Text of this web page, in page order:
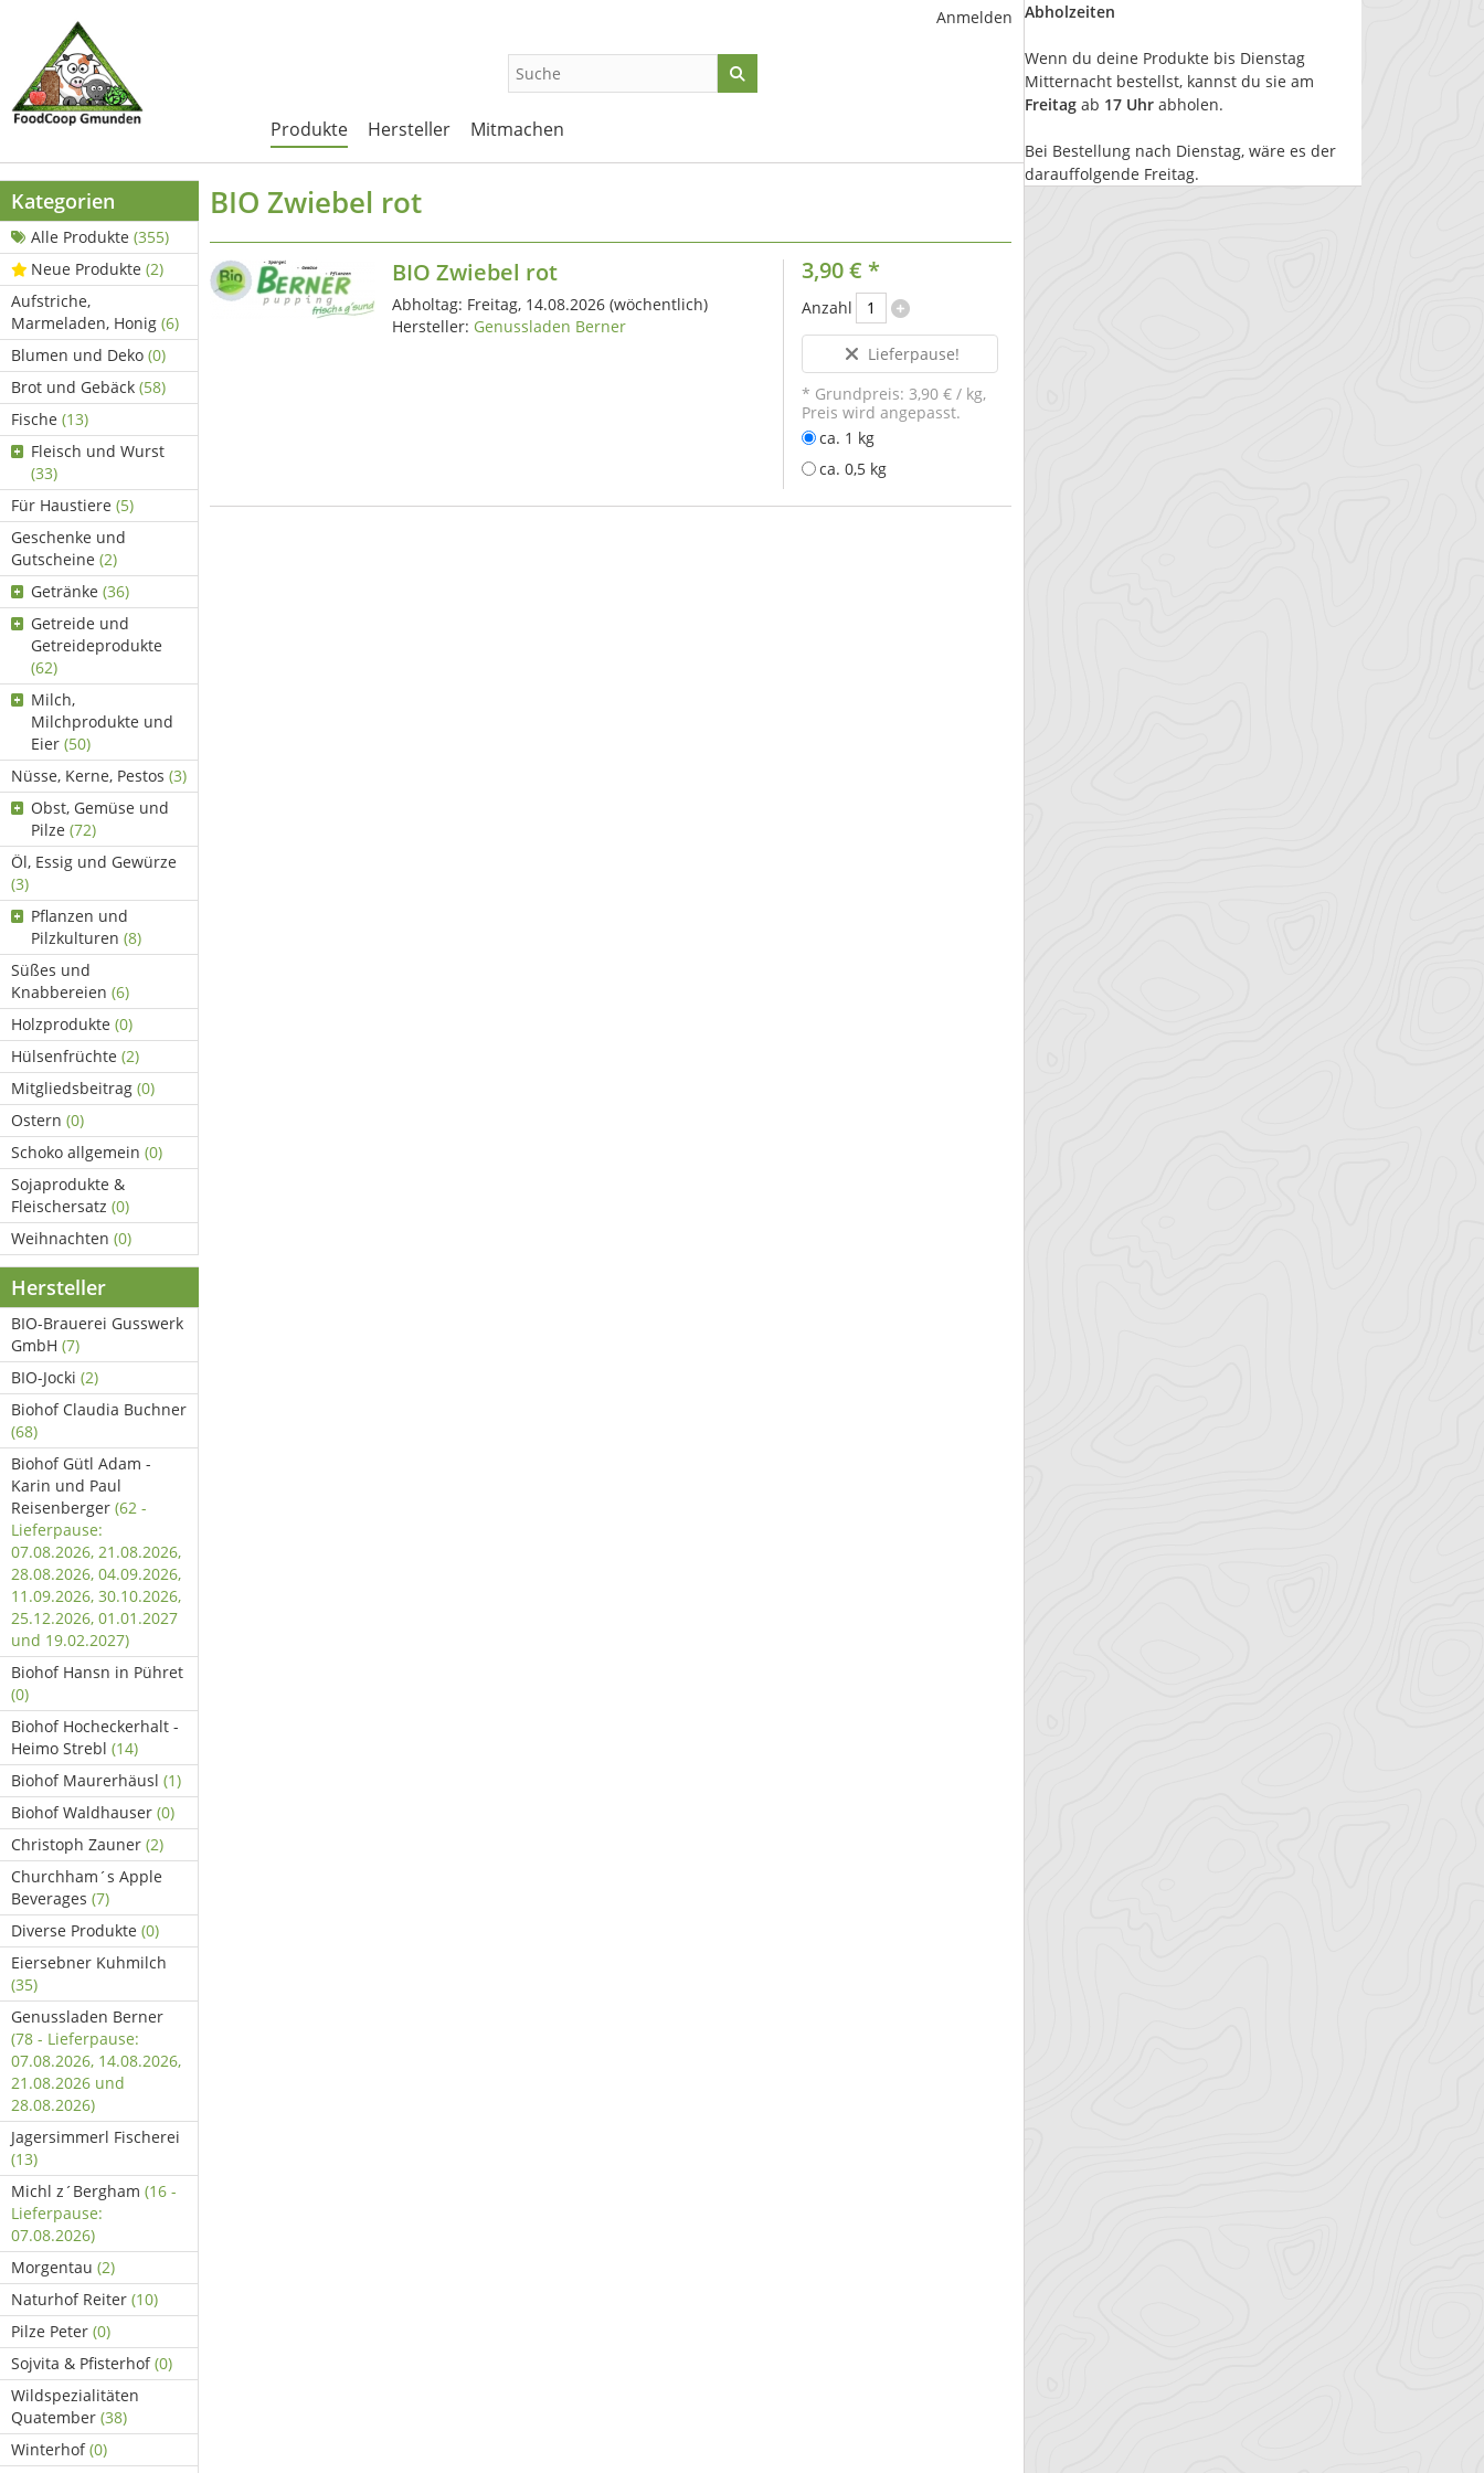
Anmelden
Produkte Hersteller Mitmachen
Kategorien
Alle Produkte (355)
Neue Produkte (2)
Aufstriche,
Marmeladen, Honig (6)
Blumen und Deko (0)
Brot und Gebäck (58)
Fische (13)
Fleisch und Wurst
(33)
Für Haustiere (5)
Geschenke und
Gutscheine (2)
Getränke (36)
Getreide und
Getreideprodukte
(62)
Milch,
Milchprodukte und
Eier (50)
Nüsse, Kerne, Pestos (3)
Obst, Gemüse und
Pilze (72)
Öl, Essig und Gewürze
(3)
Pflanzen und
Pilzkulturen (8)
Süßes und
Knabbereien (6)
Holzprodukte (0)
Hülsenfrüchte (2)
Mitgliedsbeitrag (0)
Ostern (0)
Schoko allgemein (0)
Sojaprodukte &
Fleischersatz (0)
Weihnachten (0)
Hersteller
BIO-Brauerei Gusswerk
GmbH (7)
BIO-Jocki (2)
Biohof Claudia Buchner
(68)
Biohof Gütl Adam -
Karin und Paul
Reisenberger (62 -
Lieferpause:
07.08.2026, 21.08.2026,
28.08.2026, 04.09.2026,
11.09.2026, 30.10.2026,
25.12.2026, 01.01.2027
und 19.02.2027)
Biohof Hansn in Pühret
(0)
Biohof Hocheckerhalt -
Heimo Strebl (14)
Biohof Maurerhäusl (1)
Biohof Waldhauser (0)
Christoph Zauner (2)
Churchham´s Apple
Beverages (7)
Diverse Produkte (0)
Eiersebner Kuhmilch
(35)
Genussladen Berner
(78 - Lieferpause:
07.08.2026, 14.08.2026,
21.08.2026 und
28.08.2026)
Jagersimmerl Fischerei
(13)
Michl z´Bergham (16 -
Lieferpause:
07.08.2026)
Morgentau (2)
Naturhof Reiter (10)
Pilze Peter (0)
Sojvita & Pfisterhof(0)
Wildspezialitäten
Quatember (38)
Winterhof(0)
BIO Zwiebel rot
BIO Zwiebel rot
Abholtag: Freitag, 14.08.2026 (wöchentlich)
Hersteller: Genussladen Berner
3,90 € *
Anzahl
Lieferpause!
* Grundpreis: 3,90 € / kg,
Preis wird angepasst.
ca. 1 kg
ca. 0,5 kg
Abholzeiten
Wenn du deine Produkte bis Dienstag
Mitternacht bestellst, kannst du sie am
Freitag ab 17 Uhr abholen.
Bei Bestellung nach Dienstag, wäre es der
darauffolgende Freitag.